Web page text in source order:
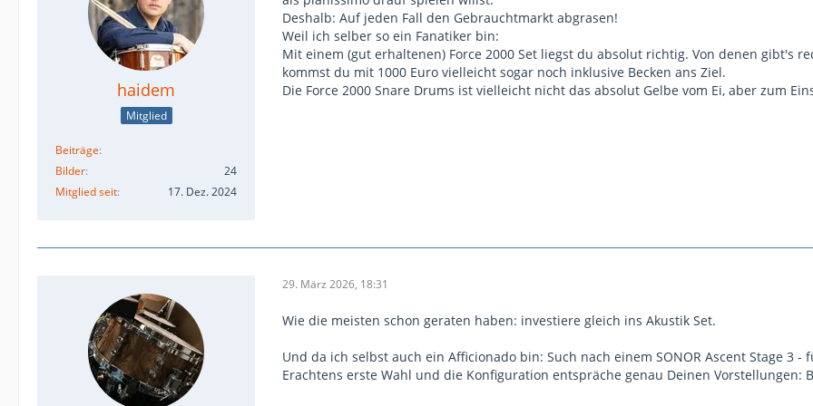
haidem
Mitglied
Beiträge
Bilder
24
Mitglied seit
17. Dez. 2024
Deshalb: Auf jeden Fall den Gebrauchtmarkt abgrasen!
Weil ich selber so ein Fanatiker bin:
Mit einem (gut erhaltenen) Force 2000 Set liegst du absolut richtig. Von denen gibt's
kommst du mit 1000 Euro vielleicht sogar noch inklusive Becken ans Ziel.
Die Force 2000 Snare Drums ist vielleicht nicht das absolut Gelbe vom Ei, aber zum
29. März 2026, 18:31
Wie die meisten schon geraten haben: investiere gleich ins Akustik Set.
Und da ich selbst auch ein Afficionado bin: Such nach einem SONOR Ascent Stage 3
Erachtens erste Wahl und die Konfiguration entspräche genau Deinen Vorstellungen: